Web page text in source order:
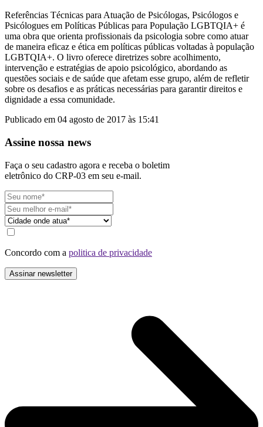
Referências Técnicas para Atuação de Psicólogas, Psicólogos e
Psicólogues em Políticas Públicas para População LGBTQIA+ é
uma obra que orienta profissionais da psicologia sobre como atuar
de maneira eficaz e ética em políticas públicas voltadas à população
LGBTQIA+. O livro oferece diretrizes sobre acolhimento,
intervenção e estratégias de apoio psicológico, abordando as
questões sociais e de saúde que afetam esse grupo, além de refletir
sobre os desafios e as práticas necessárias para garantir direitos e
dignidade a essa comunidade.
Publicado em 04 agosto de 2017 às 15:41
Assine nossa news
Faça o seu cadastro agora e receba o boletim
eletrônico do CRP-03 em seu e-mail.
Concordo com a politica de privacidade